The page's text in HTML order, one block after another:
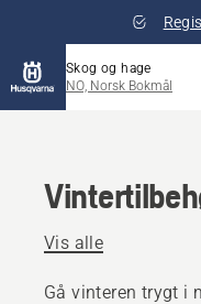
Skog og hage
NO, Norsk Bokmål
Vis alle
Gå vinteren trygt i